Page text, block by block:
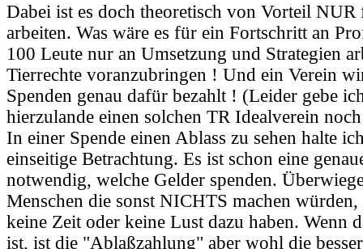
Dabei ist es doch theoretisch von Vorteil NUR
arbeiten. Was wäre es für ein Fortschritt an
100 Leute nur an Umsetzung und Strategien
Tierrechte voranzubringen ! Und ein Verein
Spenden genau dafür bezahlt ! (Leider gebe
hierzulande einen solchen TR Idealverein
In einer Spende einen Ablass zu sehen halte
einseitige Betrachtung. Es ist schon eine
notwendig, welche Gelder spenden.
Menschen die sonst NICHTS machen
keine Zeit oder keine Lust dazu haben. Wenn
ist, ist die "Ablaßzahlung" aber wohl die